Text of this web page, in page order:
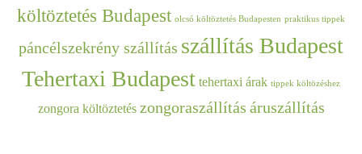
költöztetés Budapest olcsó költöztetés Budapesten praktikus tippek
páncélszekrény szállítás szállítás Budapest
Tehertaxi Budapest tehertaxi árak tippek költözéshez
zongora költöztetés zongoraszállítás áruszállítás